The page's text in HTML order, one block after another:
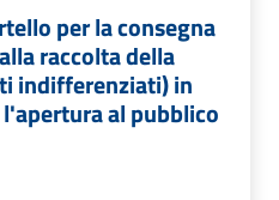
per la consegna
raccolta della
indifferenziati) in
al pubblico